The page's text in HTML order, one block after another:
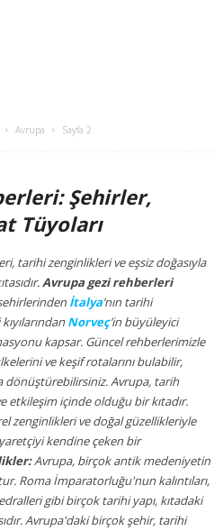
Avrupa Sayfa 2
Şehirler,
Tüyoları
tarihi zenginlikleri ve eşsiz doğasıyla
Avrupa gezi rehberleri
İtalya’nın tarihi
Norveç’in büyüleyici
kapsar. Güncel rehberlerimizle
ve keşif rotalarını bulabilir,
Avrupa, tarih
içinde olduğu bir kıtadır.
zenginlikleri ve doğal güzellikleriyle
kendine çeken bir
Avrupa, birçok antik medeniyetin
Roma İmparatorluğu'nun kalıntıları,
gibi birçok tarihi yapı, kıtadaki
Avrupa'daki birçok şehir, tarihi